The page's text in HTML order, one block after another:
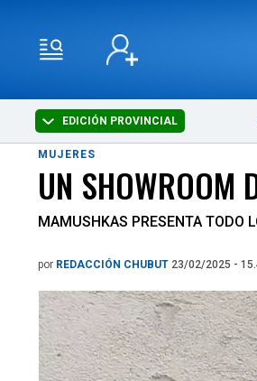
EDICIÓN PROVINCIAL
MUJERES
UN SHOWROOM
MAMUSHKAS PRESENTA TODO
por REDACCIÓN CHUBUT 23/02/2025 -